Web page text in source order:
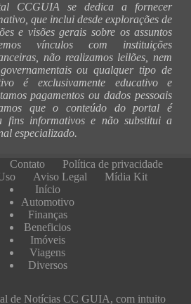
CCGUIA se dedica a fornecer
que inclui desde explorações de
e visões gerais sobre os assuntos
vínculos com instituições
não realizamos leilões, nem
ou qualquer tipo de
é exclusivamente educativo e
pagamentos ou dados pessoais
que o conteúdo do portal é
fins informativos e não substitui a
especializado.
Contato
Política de privacidade
Aviso Legal
Mídia Kit
Início
Automotivo
Finanças
Beneficios
Imóveis
Viagens
Diversos
de Notícias CC GUIA, com intuito